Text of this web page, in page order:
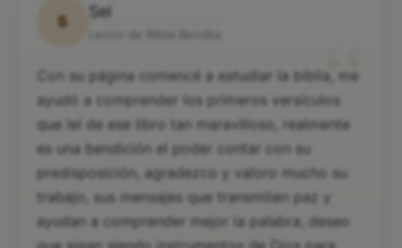
S
Sel
“
Con su página comencé a estudiar la biblia, me
ayudó a comprender los primeros versículos
que leí de ese libro tan maravilloso, realmente
es una bendición el poder contar con su
predisposición, agradezco y valoro mucho su
trabajo, sus mensajes que transmiten paz y
ayudan a comprender mejor la palabra, deseo